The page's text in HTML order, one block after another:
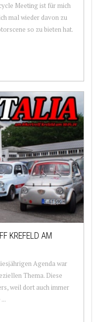
Meeting ist für mich
mal wieder davon zu
so zu bieten hat.
KREFELD AM
Agenda war
Thema. Diese
weil dort auch immer